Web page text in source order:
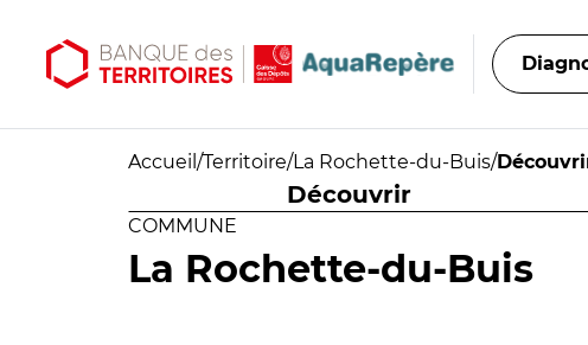
Accueil /Territoire/La Rochette-du-Buis/
Découvrir
COMMUNE
La Rochette-du-Buis